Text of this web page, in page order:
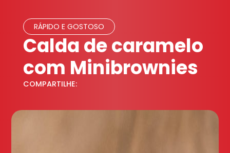
RÁPIDO E GOSTOSO
Calda de caramelo
com Minibrownies
COMPARTILHE: